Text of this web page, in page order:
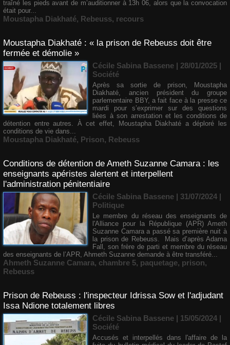
traîné les pieds avant de m’auditionner à 13h 06, alors que la convocation
était pour...
Moustapha Diakhaté, Rebeuss, recours
Moustapha Diakhaté : « la prison de Rebeuss doit être
fermée et démolie »
Cécile Sabina Bassene | 28/01/2025 |
Société
Après sa sortie de prison, Moustapha
Diakhaté, ancien président du groupe
parlementaire BBY, a fait face à la presse ce
mardi pour s’exprimer sur des questions
liées à son arrestation et les conditions de
détention entre autres. À cet effet, Moustapha Diakhaté a déploré les
conditions de vie dans...
Moustapha Diakhaté, Prison, Rebeuss
Conditions de détention de Ameth Suzanne Camara : les
enseignants apéristes alertent et interpellent
l'administration pénitentiaire
Cécile Sabina Bassene | 31/07/2024 |
Politique
Le membre du réseau des enseignants de
l'Alliance pour la République (APR) Ameth
Suzanne Camara a passé sa première nuit à
la prison de Rebeuss. Mais d’après Adama
Fall, son frère de parti et membre du réseau
des enseignants de l’APR, Ahmeth Suzanne demande à être transféré...
Ahmeth Suzanne Camara, chambre 5, paquetage, prison,
Rebeuss
Prison de Rebeuss : l'inspecteur Idrissa Sow et l'adjudant
Issa Ndione totalement libres
Cécile Sabina Bassene | 15/05/2024 |
Société
Accusés et interpellés dans l'affaire de la